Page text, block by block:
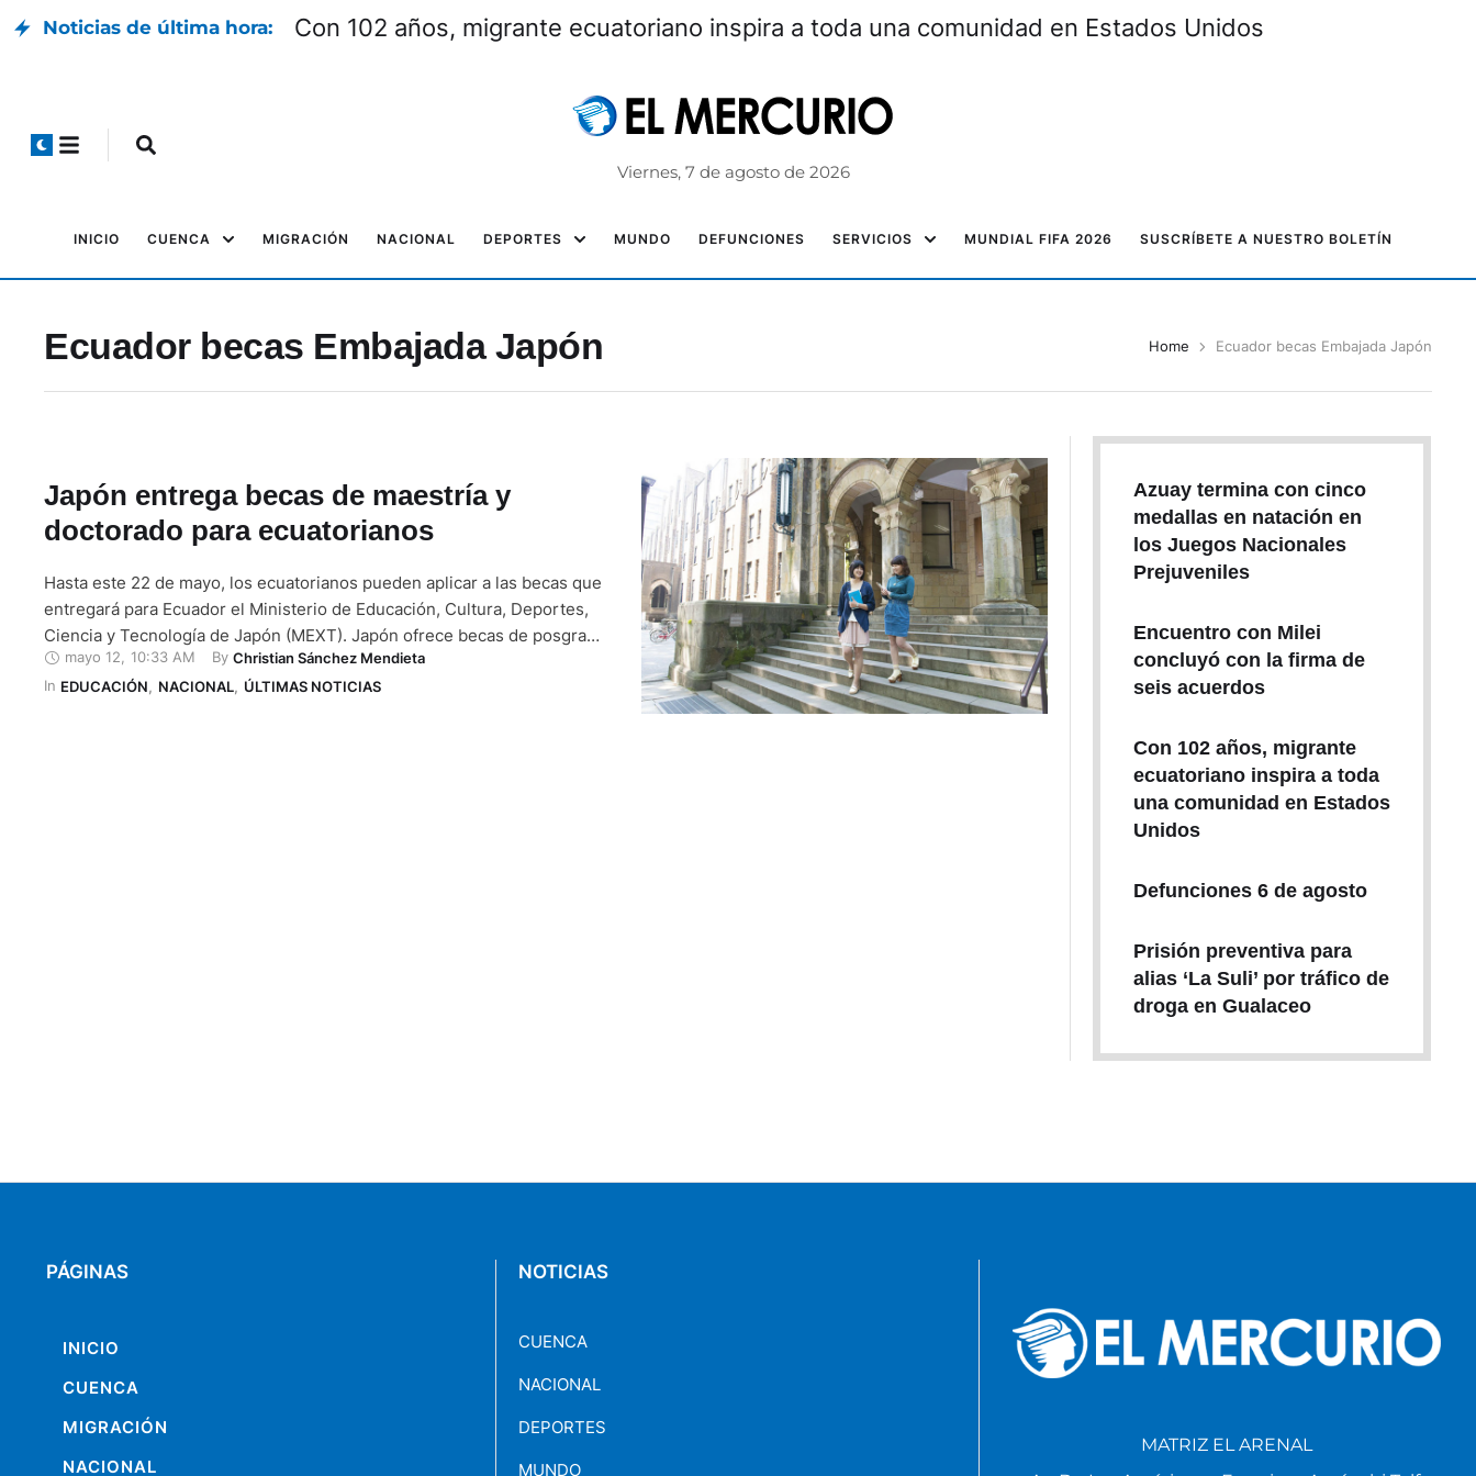
Noticias de última hora: Con 102 años, migrante ecuatoriano inspira a toda una comunidad en Estados Unidos
Viernes, 7 de agosto de 2026
INICIO CUENCA MIGRACIÓN NACIONAL DEPORTES MUNDO DEFUNCIONES SERVICIOS MUNDIAL FIFA 2026 SUSCRÍBETE A NUESTRO BOLETÍN
Ecuador becas Embajada Japón Home Ecuador becas Embajada Japón
Japón entrega becas de maestría y
doctorado para ecuatorianos
Hasta este 22 de mayo, los ecuatorianos pueden aplicar a las becas que
entregará para Ecuador el Ministerio de Educación, Cultura, Deportes,
Ciencia y Tecnología de Japón (MEXT). Japón ofrece becas de posgrado
en todos los campos educativos para estudiantes y profesionales
ecuatorianos que deseen hacer estudios de investigación, con opción a
mayo 12 10:33 AM By Christian Sánchez Mendieta
In EDUCACIÓN, NACIONAL, ÚLTIMAS NOTICIAS
Azuay termina con cinco
medallas en natación en
los Juegos Nacionales
Prejuveniles
Encuentro con Milei
concluyó con la firma de
seis acuerdos
Con 102 años, migrante
ecuatoriano inspira a toda
una comunidad en Estados
Unidos
Defunciones 6 de agosto
Prisión preventiva para
alias ‘La Suli’ por tráfico de
droga en Gualaceo
PÁGINAS
INICIO
CUENCA
MIGRACIÓN
NACIONAL
NOTICIAS
CUENCA
NACIONAL
DEPORTES
MUNDO
MATRIZ EL ARENAL